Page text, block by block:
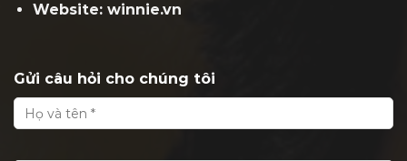
Website: winnie.vn
Gửi câu hỏi cho chúng tôi